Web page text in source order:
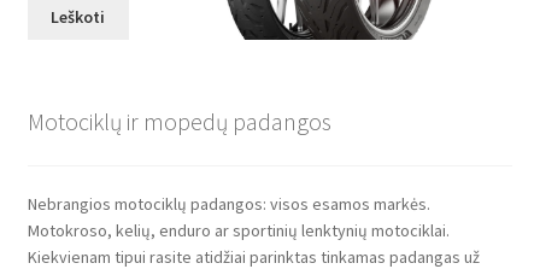
Leškoti
Motociklų ir mopedų padangos
Nebrangios motociklų padangos: visos esamos markės.
Motokroso, kelių, enduro ar sportinių lenktynių motociklai.
Kiekvienam tipui rasite atidžiai parinktas tinkamas padangas už